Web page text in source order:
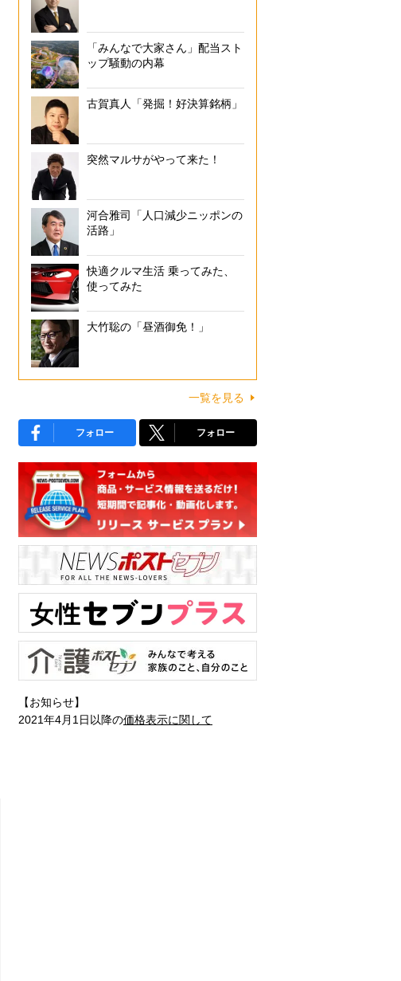
「みんなで大家さん」配当スト
ップ騒動の内幕
古賀真人「発掘！好決算銘柄」
突然マルサがやって来た！
河合雅司「人口減少ニッポンの
活路」
快適クルマ生活 乗ってみた、
使ってみた
大竹聡の「昼酒御免！」
一覧を見る
フォロー フォロー
【お知らせ】
2021年4月1日以降の価格表示に関して